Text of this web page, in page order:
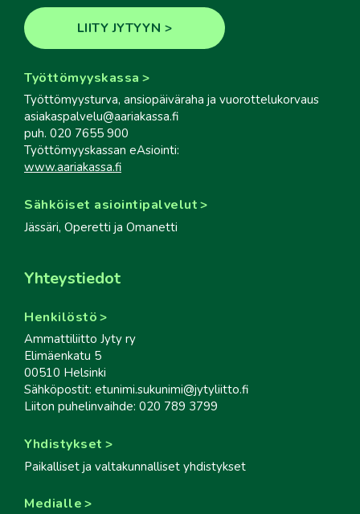
LIITY JYTYYN
Työttömyyskassa
Työttömyysturva, ansiopäiväraha ja vuorottelukorvaus
asiakaspalvelu@aariakassa.fi
puh. 020 7655 900
Työttömyyskassan eAsiointi:
www.aariakassa.fi
Sähköiset asiointipalvelut
Jässäri, Operetti ja Omanetti
Yhteystiedot
Henkilöstö
Ammattiliitto Jyty ry
Elimäenkatu 5
00510 Helsinki
Sähköpostit: etunimi.sukunimi@jytyliitto.fi
Liiton puhelinvaihde: 020 789 3799
Yhdistykset
Paikalliset ja valtakunnalliset yhdistykset
Medialle